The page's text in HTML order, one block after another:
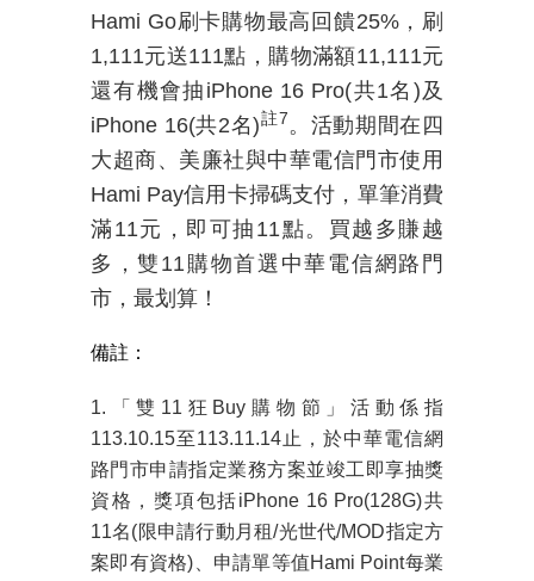
Hami Go刷卡購物最高回饋25%，刷
1,111元送111點，購物滿額11,111元
還有機會抽 iPhone 16 Pro(共1名 )及
iPhone 16(共2名)註7。活動期間在四
大超商、美廉社與中華電信門市使用
Hami Pay信用卡掃碼支付 ，單筆消費
滿11元，即可抽 11點。買越多賺越
多，雙 11購物首選中華電信網路門
市，最划算！
備註：
1.「雙 11 狂 Buy 購物節」活動係指
113.10.15至113.11.14 止，於中華電信網
路門市申請指定業務方案並竣工即享抽獎
資格，獎項包括iPhone 16 Pro(128G)共
11名(限申請行動月租/光世代/MOD指定方
案即有資格) 、申請單等值Hami Point每業